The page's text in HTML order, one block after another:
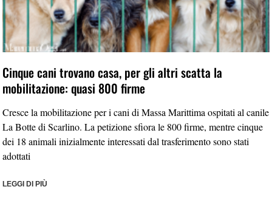
Cinque cani trovano casa, per gli altri scatta la
mobilitazione: quasi 800 firme
Cresce la mobilitazione per i cani di Massa Marittima ospitati al canile
La Botte di Scarlino. La petizione sfiora le 800 firme, mentre cinque
dei 18 animali inizialmente interessati dal trasferimento sono stati
adottati
LEGGI DI PIÙ